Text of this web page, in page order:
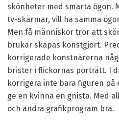
skönheter med smarta ögon.
tv-skärmar, vill ha samma
Men få människor tror att
brukar skapas konstgjort.
korrigerade konstnärerna
brister i flickornas porträtt. I
korrigera inte bara figuren på
ge en kvinna en gnista. Med
och andra grafikprogram bra.